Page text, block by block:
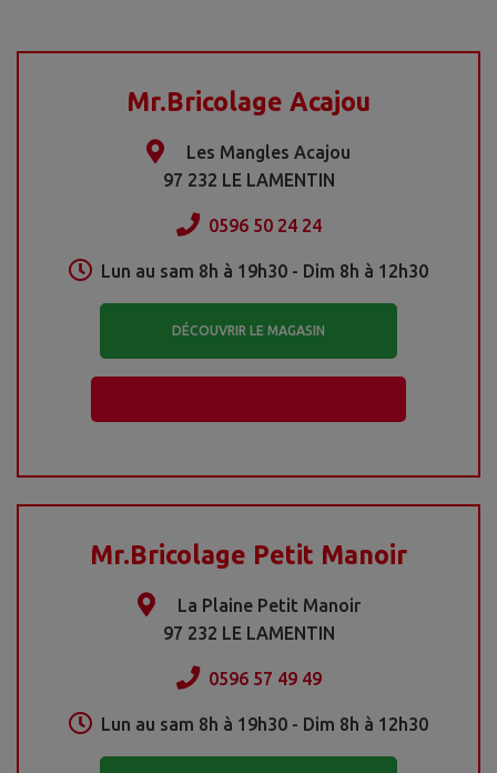
Mr.Bricolage Acajou
Les Mangles Acajou
97 232 LE LAMENTIN
0596 50 24 24
Lun au sam 8h à 19h30 - Dim 8h à 12h30
DÉCOUVRIR LE MAGASIN
Mr.Bricolage Petit Manoir
La Plaine Petit Manoir
97 232 LE LAMENTIN
0596 57 49 49
Lun au sam 8h à 19h30 - Dim 8h à 12h30